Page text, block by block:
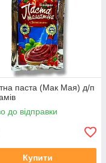
паста (Мак Мая) д/п
до відправки
Купити